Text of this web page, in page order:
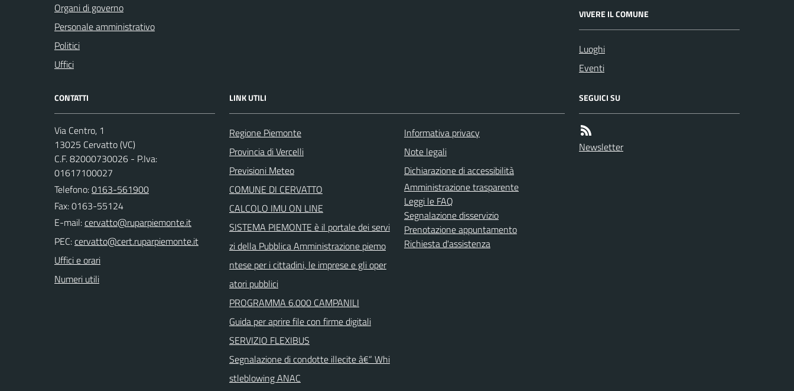
Organi di governo
Personale amministrativo
Politici
Uffici
VIVERE IL COMUNE
Luoghi
Eventi
CONTATTI
Via Centro, 1
13025 Cervatto (VC)
C.F. 82000730026 - P.Iva:
01617100027
Telefono:0163-561900
Fax: 0163-55124
E-mail:
PEC:
Uffici e orari
Numeri utili
LINK UTILI
Regione Piemonte
Provincia di Vercelli
Previsioni Meteo
COMUNE DI CERVATTO
CALCOLO IMU ON LINE
SISTEMA PIEMONTE è il portale dei servi
zi della Pubblica Amministrazione piemo
ntese per i cittadini, le imprese e gli oper
atori pubblici
PROGRAMMA 6.000 CAMPANILI
Guida per aprire file con firme digitali
SERVIZIO FLEXIBUS
Segnalazione di condotte illecite â€“ Whi
stleblowing ANAC
Informativa privacy
Note legali
Dichiarazione di accessibilità
Amministrazione trasparente
Leggi le FAQ
Segnalazione disservizio
Prenotazione appuntamento
Richiesta d'assistenza
SEGUICI SU
Newsletter